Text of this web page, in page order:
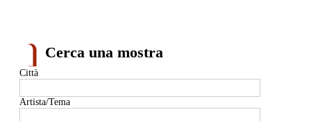
Cerca una mostra
Città
Artista/Tema